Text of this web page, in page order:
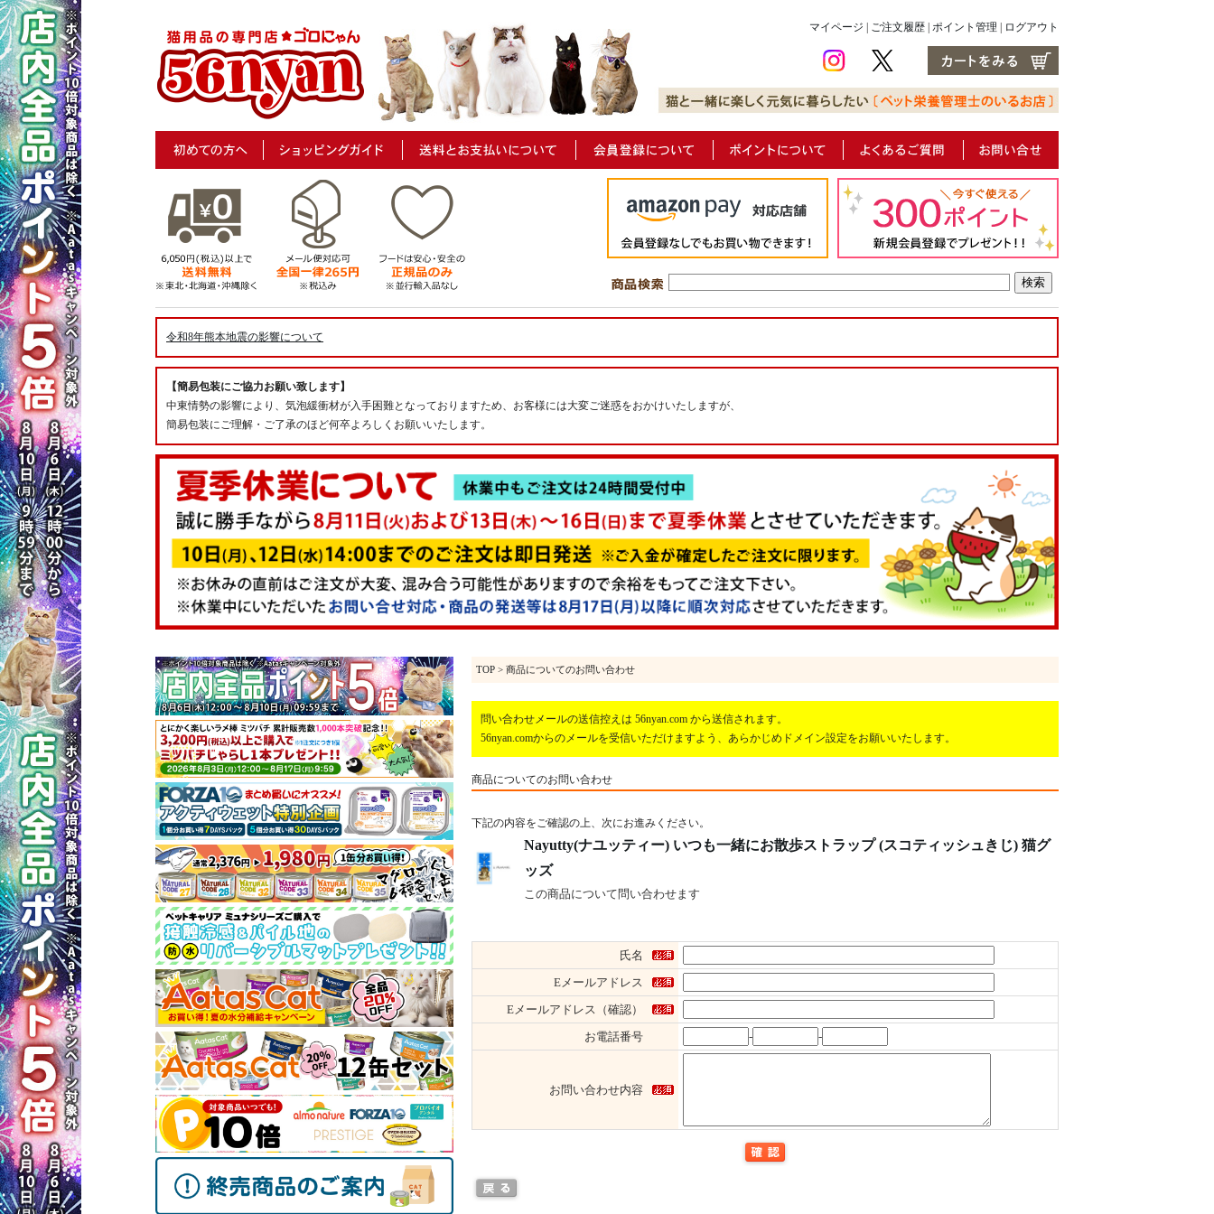
マイページ ご注文履歴 ポイント管理 ログアウト
令和8年熊本地震の影響について
【簡易包装にご協力お願い致します】
中東情勢の影響により、気泡緩衝材が入手困難となっておりますため、お客様には大変ご迷惑をおかけいたしますが、
簡易包装にご理解・ご了承のほど何卒よろしくお願いいたします。
TOP > 商品についてのお問い合わせ
問い合わせメールの送信控えは 56nyan.com から送信されます。
56nyan.comからのメールを受信いただけますよう、あらかじめドメイン設定をお願いいたします。
商品についてのお問い合わせ
下記の内容をご確認の上、次にお進みください。
Nayutty(ナユッティー) いつも一緒にお散歩ストラップ (スコティッシュきじ) 猫グ
ッズ
この商品について問い合わせます
氏名
Eメールアドレス
Eメールアドレス（確認）
お電話番号
- -
お問い合わせ内容